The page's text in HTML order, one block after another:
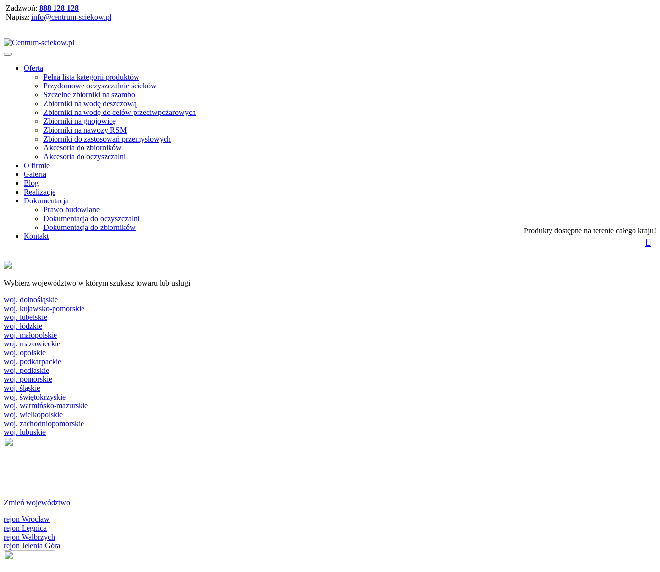
Zadzwoń: 888 128 128
Napisz: info@centrum-sciekow.pl
Oferta
Pełna lista kategorii produktów
Przydomowe oczyszczalnie ścieków
Szczelne zbiorniki na szambo
Zbiorniki na wodę deszczową
Zbiorniki na wodę do celów przeciwpożarowych
Zbiorniki na gnojowicę
Zbiorniki na nawozy RSM
Zbiorniki do zastosowań przemysłowych
Akcesoria do zbiorników
Akcesoria do oczyszczalni
O firmie
Galeria
Blog
Realizacje
Dokumentacja
Prawo budowlane
Dokumentacja do oczyszczalni
Dokumentacja do zbiorników
Kontakt
Produkty dostępne na terenie całego kraju!
Wybierz województwo w którym szukasz towaru lub usługi
woj. dolnośląskie
woj. kujawsko-pomorskie
woj. lubelskie
woj. łódzkie
woj. małopolskie
woj. mazowieckie
woj. opolskie
woj. podkarpackie
woj. podlaskie
woj. pomorskie
woj. śląskie
woj. świętokrzyskie
woj. warmińsko-mazurskie
woj. wielkopolskie
woj. zachodniopomorskie
woj. lubuskie
Zmień województwo
rejon Wrocław
rejon Legnica
rejon Wałbrzych
rejon Jelenia Góra